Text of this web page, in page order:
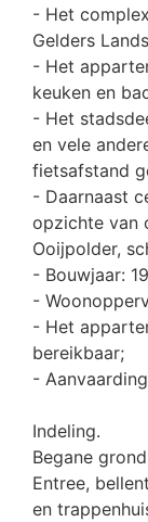
- Het
Gelders
- Het
keuken en
- Het
en vele
fietsafstand
- Daarnaast
opzichte van
Ooijpolder,
- Bouwjaar:
-
- Het
bereikbaar;
-
Indeling.
Begane
Entree,
en